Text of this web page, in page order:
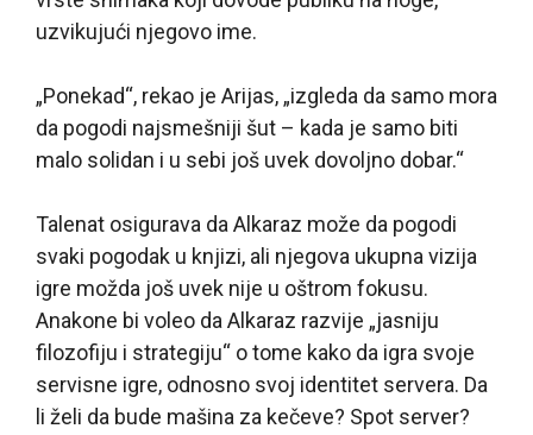
uzvikujući njegovo ime.
„Ponekad“, rekao je Arijas, „izgleda da samo mora
da pogodi najsmešniji šut – kada je samo biti
malo solidan i u sebi još uvek dovoljno dobar.“
Talenat osigurava da Alkaraz može da pogodi
svaki pogodak u knjizi, ali njegova ukupna vizija
igre možda još uvek nije u oštrom fokusu.
Anakone bi voleo da Alkaraz razvije „jasniju
filozofiju i strategiju“ o tome kako da igra svoje
servisne igre, odnosno svoj identitet servera. Da
li želi da bude mašina za kečeve? Spot server?